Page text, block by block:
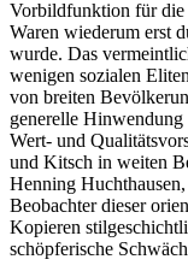
Vorbildfunktion für die
Waren wiederum erst
wurde. Das
wenigen sozialen
von breiten
generelle
Wert- und
und Kitsch in weiten
Henning
Beobachter dieser
Kopieren
schöpferische